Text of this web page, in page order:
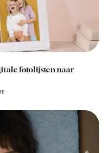
fotolijsten naar